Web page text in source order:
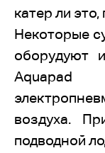
катер ли
Некоторые
оборудуют
воздуха.
подводной